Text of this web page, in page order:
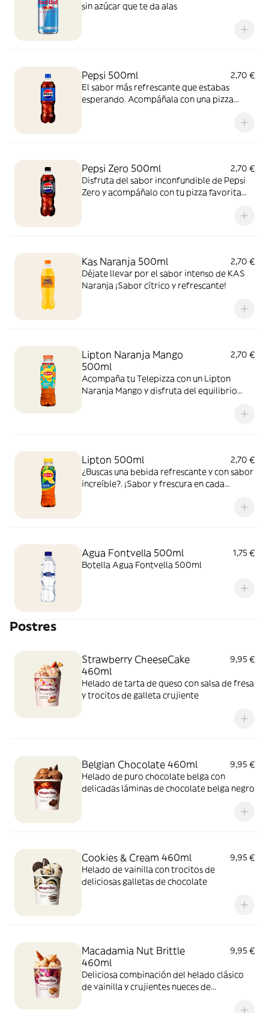
sin azúcar que te da alas
Pepsi 500ml
2,70 €
El sabor más refrescante que estabas
esperando. Acompáñala con una pizza
Pepsi Zero 500ml
2,70 €
Disfruta del sabor inconfundible de Pepsi
Zero y acompáñalo con tu pizza favorita
Kas Naranja 500ml
2,70 €
Déjate llevar por el sabor intenso de KAS
Naranja ¡Sabor cítrico y refrescante!
Lipton Naranja Mango
500ml
2,70 €
Acompaña tu Telepizza con un Lipton
Naranja Mango y disfruta del equilibrio
Lipton 500ml
2,70 €
¿Buscas una bebida refrescante y con sabor
increíble?. ¡Sabor y frescura en cada
Agua Fontvella 500ml
1,75 €
Botella Agua Fontvella 500ml
Postres
Strawberry CheeseCake
460ml
9,95 €
Helado de tarta de queso con salsa de fresa
y trocitos de galleta crujiente
Belgian Chocolate 460ml
9,95 €
Helado de puro chocolate belga con
delicadas láminas de chocolate belga negro
Cookies & Cream 460ml
9,95 €
Helado de vainilla con trocitos de
deliciosas galletas de chocolate
Macadamia Nut Brittle
460ml
9,95 €
Deliciosa combinación del helado clásico
de vainilla y crujientes nueces de